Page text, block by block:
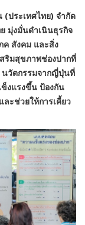
(ประเทศไทย) จำกัด
มุ่งมั่นดำเนินธุรกิจ
สังคม และสิ่ง
ริมสุขภาพช่องปากที่
วัตกรรมจากญี่ปุ่นที่
งแรงขึ้น ป้องกัน
ะช่วยให้การเคี้ยว